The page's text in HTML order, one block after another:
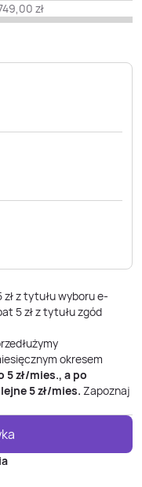
zł
z tytułu wyboru e-
5 zł z tytułu zgód
okresem
5zł/mies., a po
5zł/mies. Zapoznaj